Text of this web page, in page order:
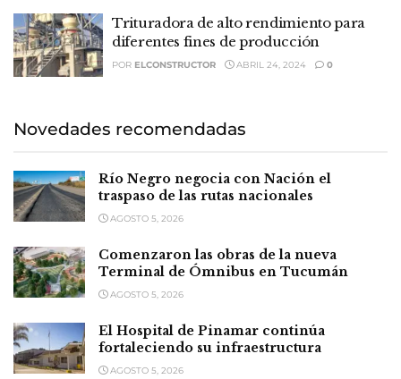
Trituradora de alto rendimiento para
diferentes fines de producción
POR ELCONSTRUCTOR ABRIL 24, 2024 0
Novedades recomendadas
Río Negro negocia con Nación el
traspaso de las rutas nacionales
AGOSTO 5, 2026
Comenzaron las obras de la nueva
Terminal de Ómnibus en Tucumán
AGOSTO 5, 2026
El Hospital de Pinamar continúa
fortaleciendo su infraestructura
AGOSTO 5, 2026